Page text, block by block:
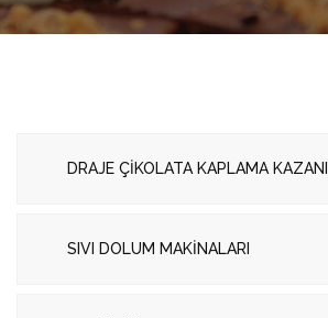
DRAJE ÇİKOLATA KAPLAMA KAZANI
SIVI DOLUM MAKİNALARI